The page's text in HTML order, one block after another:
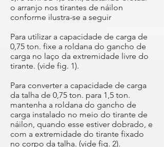
o arranjo nos tirantes de náilon
conforme ilustra-se a seguir
Para utilizar a capacidade de carga de
0,75 ton. fixe a roldana do gancho de
carga no laço da extremidade livre do
tirante. (vide fig. 1).
Para converter a capacidade de carga
da talha de 0,75 ton. para 1,5 ton.
mantenha a roldana do gancho de
carga instalado no meio do tirante de
náilon, quando esse estiver dobrado, e
com a extremidade do tirante fixado
no corpo da talha. (vide fig. 2).